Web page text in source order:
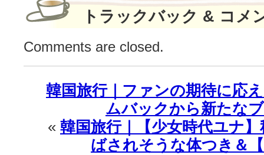
賞
受
♪
は
トラックバック & コメ
Comments are closed.
韓国旅行｜ファンの期待に応
ムバックから新たな
« 韓国旅行｜【少女時代ユナ
ばされそうな体つき＆